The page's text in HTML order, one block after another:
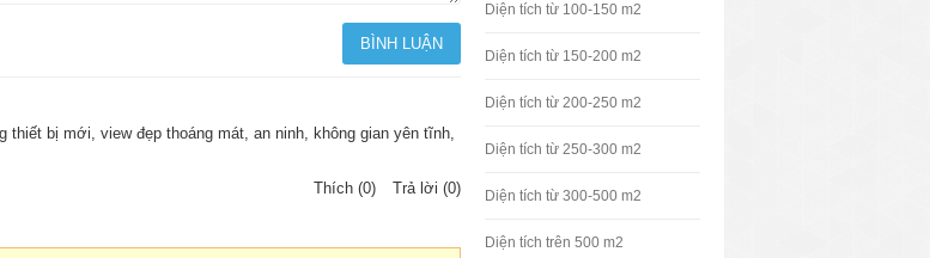
bị mới, view đẹp thoáng mát, an ninh, không gian yên tĩnh,
Thích (0)
Trả lời (0)
Diện tích từ 100-150 m2
Diện tích từ 150-200 m2
Diện tích từ 200-250 m2
Diện tích từ 250-300 m2
Diện tích từ 300-500 m2
Diện tích trên 500 m2